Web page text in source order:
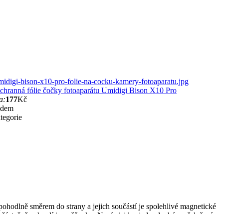
fólie čočky fotoaparátu Umidigi Bison X10 Pro
177Kč
směrem do strany a jejich součástí je spolehlivé magnetické